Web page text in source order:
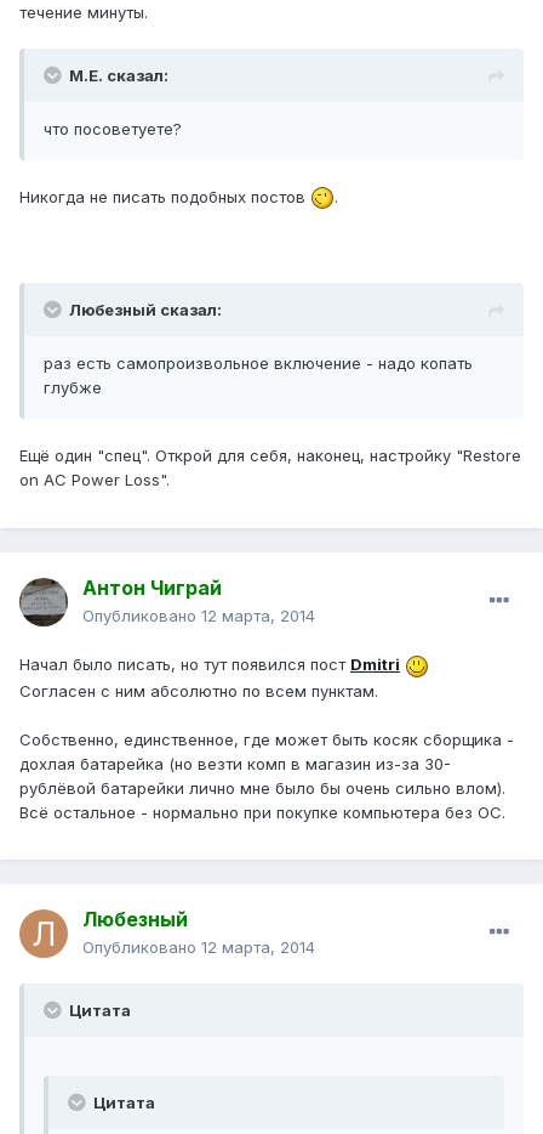
течение минуты.
М.Е. сказал:
что посоветуете?
Никогда не писать подобных постов .
Любезный сказал:
раз есть самопроизвольное включение - надо копать
глубже
Ещё один "спец". Открой для себя, наконец, настройку "Restore
on AC Power Loss".
Антон Чиграй
Опубликовано 12 марта, 2014
Начал было писать, но тут появился пост Dmitri
Согласен с ним абсолютно по всем пунктам.
Собственно, единственное, где может быть косяк сборщика -
дохлая батарейка (но везти комп в магазин из-за 30-
рублёвой батарейки лично мне было бы очень сильно влом).
Всё остальное - нормально при покупке компьютера без ОС.
Любезный
Опубликовано 12 марта, 2014
Цитата
Цитата